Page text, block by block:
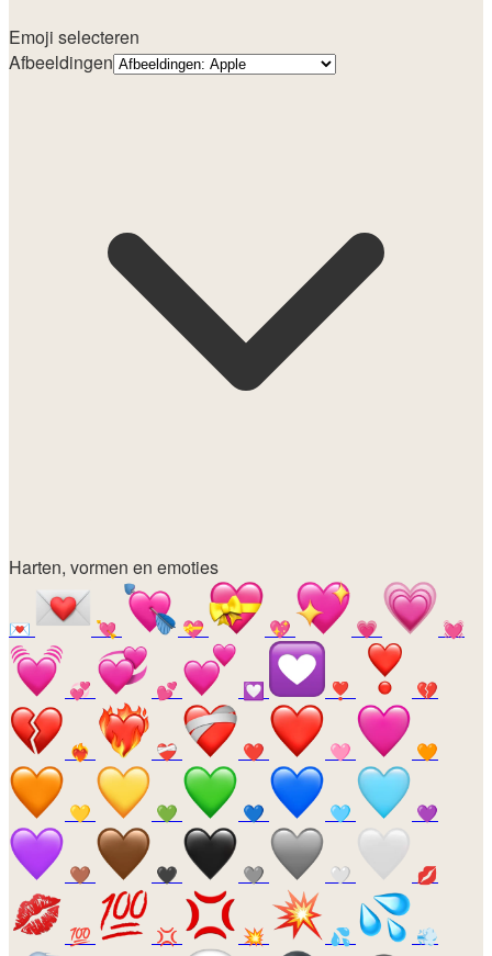
Emoji selecteren
Afbeeldingen
Harten, vormen en emoties
💌 💘 💝 💖 💗 💓
💞 💕 💟 ❣️ 💔
❤️‍🔥 ❤️‍🩹 ❤️ 🩷 🧡
💛 💚 💙 🩵 💜
🤎 🖤 🩶 🤍 💋
💯 💢 💥 💦 💨